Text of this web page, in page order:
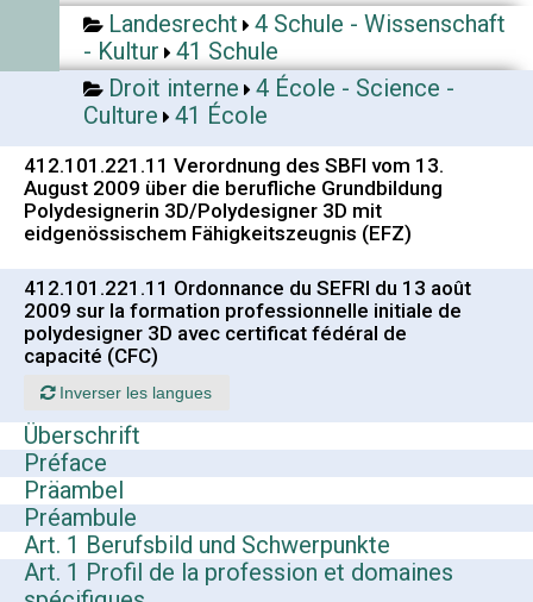
Landesrecht
4 Schule - Wissenschaft
- Kultur
41 Schule
Droit interne
4 École - Science -
Culture
41 École
412.101.221.11 Verordnung des SBFI vom 13.
August 2009 über die berufliche Grundbildung
Polydesignerin 3D/Polydesigner 3D mit
eidgenössischem Fähigkeitszeugnis (EFZ)
412.101.221.11 Ordonnance du SEFRI du 13 août
2009 sur la formation professionnelle initiale de
polydesigner 3D avec certificat fédéral de
capacité (CFC)
Inverser les langues
Überschrift
Préface
Präambel
Préambule
Art. 1 Berufsbild und Schwerpunkte
Art. 1 Profil de la profession et domaines